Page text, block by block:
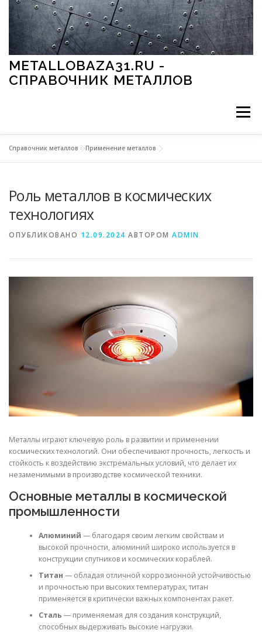
Перейти к содержимому
METALLOBAZA31.RU -
СПРАВОЧНИК МЕТАЛЛОВ
Меню
МЕТАЛЛЫ И ОКРУЖАЮЩАЯ СРЕДА
Справочник металлов »Применение металлов
Роль металлов в космических
технологиях
ОПУБЛИКОВАНО 12.09.2024 АВТОРОМ ADMIN
Металлы играют ключевую роль в развитии и применении
космических технологий. Они обеспечивают прочность, легкость и
стойкость к воздействию экстремальных условий, что делает их
незаменимыми в производстве космической техники.
Основные металлы в космической
промышленности
Алюминий — благодаря своим легким свойствам и
высокой прочности, алюминий широко используется в
конструкции спутников и космических кораблей.
Титан — обладая отличной коррозионной устойчивостью
и прочностью при высоких температурах, титан
применяется в критически важных компонентах ракет.
Сталь — применяемая для создания конструкций,
способных выдерживать высокие нагрузки.